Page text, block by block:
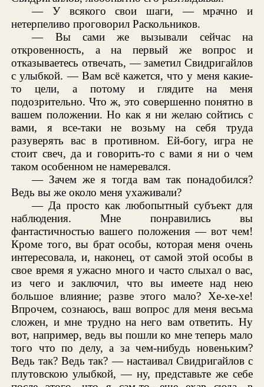
— У всякого свои шаги, — мрачно и
нетерпеливо проговорил Раскольников.
— Вы сами же вызывали сейчас на
откровенность, а на первый же вопрос и
отказываетесь отвечать, — заметил Свидригайлов
с улыбкой. — Вам всё кажется, что у меня какие-
то цели, а потому и глядите на меня
подозрительно. Что ж, это совершенно понятно в
вашем положении. Но как я ни желаю сойтись с
вами, я все-таки не возьму на себя труда
разуверять вас в противном. Ей-богу, игра не
стоит свеч, да и говорить-то с вами я ни о чем
таком особенном не намеревался.
— Зачем же я тогда вам так понадобился?
Ведь вы же около меня ухаживали?
— Да просто как любопытный субъект для
наблюдения. Мне понравились вы
фантастичностью вашего положения — вот чем!
Кроме того, вы брат особы, которая меня очень
интересовала, и, наконец, от самой этой особы в
свое время я ужасно много и часто слыхал о вас,
из чего и заключил, что вы имеете над нею
большое влияние; разве этого мало? Хе-хе-хе!
Впрочем, сознаюсь, ваш вопрос для меня весьма
сложен, и мне трудно на него вам ответить. Ну
вот, например, ведь вы пошли ко мне теперь мало
того что по делу, а за чем-нибудь новеньким?
Ведь так? Ведь так? — настаивал Свидригайлов с
плутовскою улыбкой, — ну, представьте же себе